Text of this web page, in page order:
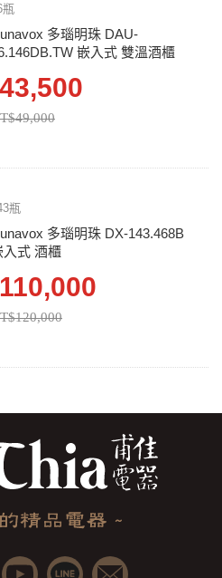
瓶
多瑙明珠 DAU-
嵌入式 雙溫酒櫃
43,500
瓶
多瑙明珠 DX-143.468B
入式 酒櫃
110,000